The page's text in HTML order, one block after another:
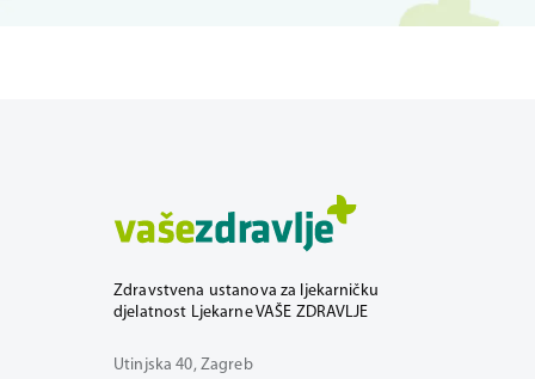
Zdravstvena ustanova za ljekarničku
djelatnost Ljekarne VAŠE ZDRAVLJE
Utinjska 40, Zagreb